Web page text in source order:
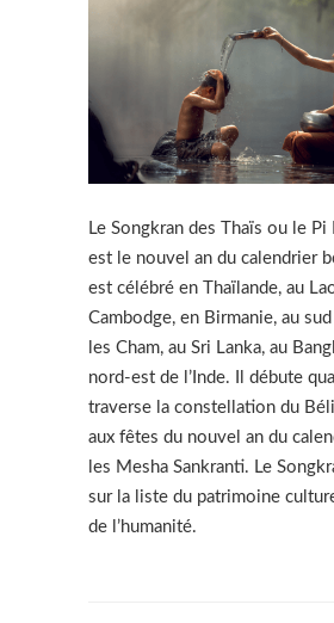
Le Songkran des Thaïs ou le Pi
est le nouvel an du calendrier
est célébré en Thaïlande, au
Cambodge, en Birmanie, au
les Cham, au Sri Lanka, au
nord-est de l’Inde. Il débute
traverse la constellation du
aux fêtes du nouvel an du
les Mesha Sankranti. Le
sur la liste du patrimoine
de l’humanité.